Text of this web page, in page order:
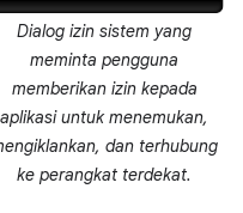
Dialog izin sistem yang
meminta pengguna
memberikan izin kepada
aplikasi untuk menemukan,
dan terhubung
ke perangkat terdekat.